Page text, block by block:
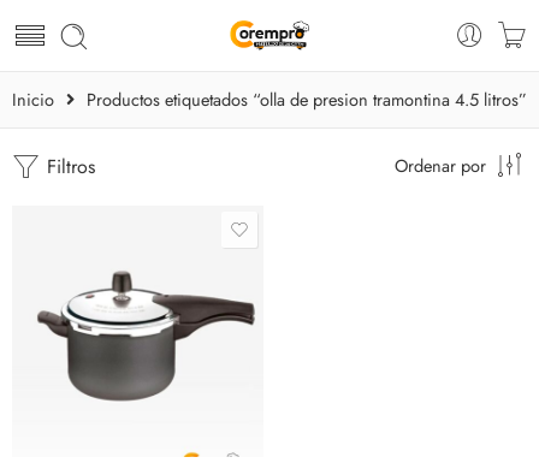
Inicio Productos etiquetados “olla de presion tramontina 4.5 litros”
Filtros Ordenar por